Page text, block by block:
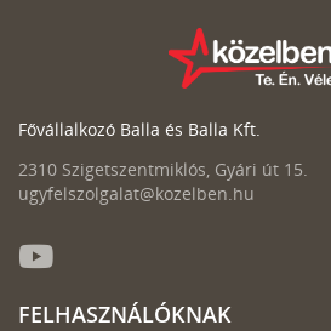
Fővállalkozó Balla és Balla Kft.
2310 Szigetszentmiklós, Gyári út 15.
ugyfelszolgalat@kozelben.hu
FELHASZNÁLÓKNAK